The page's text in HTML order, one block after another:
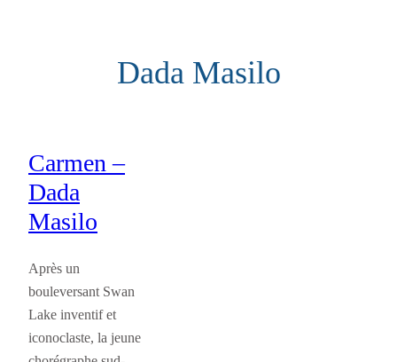
Dada Masilo
Carmen –
Dada
Masilo
Après un
bouleversant Swan
Lake inventif et
iconoclaste, la jeune